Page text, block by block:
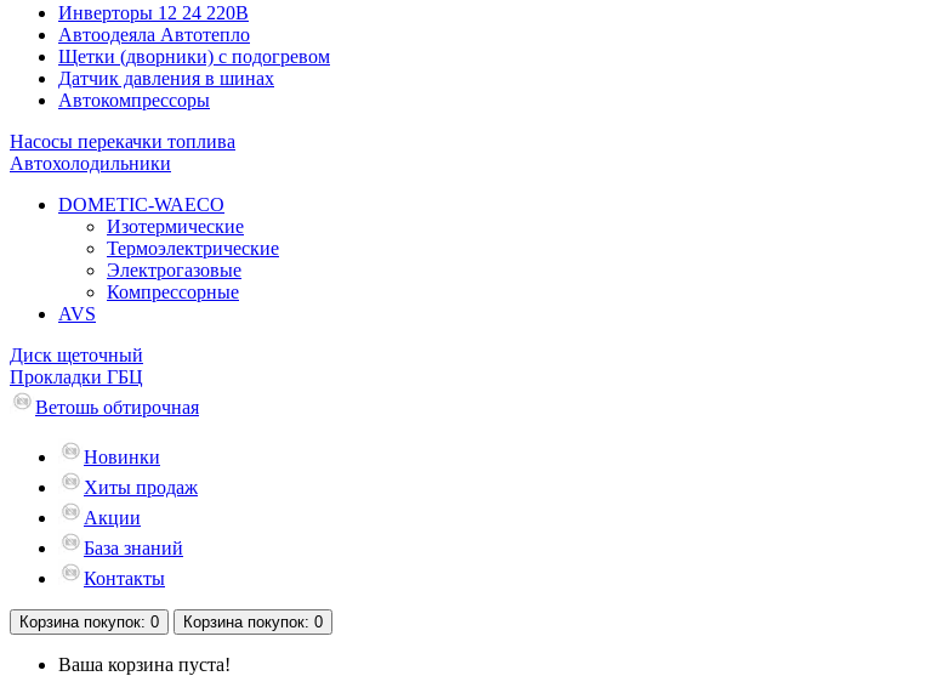
Инверторы 12 24 220В
Автоодеяла Автотепло
Щетки (дворники) с подогревом
Датчик давления в шинах
Автокомпрессоры
Насосы перекачки топлива
Автохолодильники
DOMETIC-WAECO
Изотермические
Термоэлектрические
Электрогазовые
Компрессорные
AVS
Диск щеточный
Прокладки ГБЦ
Ветошь обтирочная
Новинки
Хиты продаж
Акции
База знаний
Контакты
Корзина покупок: 0 Корзина покупок: 0
Ваша корзина пуста!